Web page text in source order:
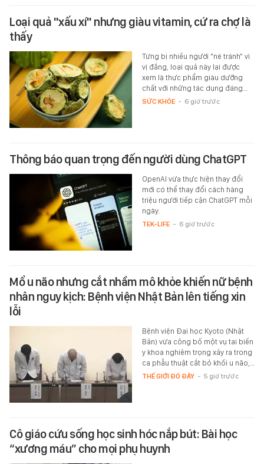
Loại quả "xấu xí" nhưng giàu vitamin, cứ ra chợ là
thấy
Từng bị nhiều người "né tránh" vì
vị đắng, loại quả này lại được
xem là thực phẩm giàu dưỡng
chất với những tác dụng đáng…
SỨC KHỎE - 6 giờ trước
Thông báo quan trọng đến người dùng ChatGPT
OpenAI vừa thực hiện thay đổi
mới có thể thay đổi cách hàng
triệu người tiếp cận ChatGPT mỗi
ngày.
TEK-LIFE - 6 giờ trước
Mổ u não nhưng cắt nhầm mô khỏe khiến nữ bệnh
nhân nguy kịch: Bệnh viện Nhật Bản lên tiếng xin
lỗi
Bệnh viện Đại học Kyoto (Nhật
Bản) vừa công bố một vụ tai biến
y khoa nghiêm trọng xảy ra trong
ca phẫu thuật cắt bỏ khối u não,…
THẾ GIỚI ĐÓ ĐÂY - 5 giờ trước
Cô giáo cứu sống học sinh hóc nắp bút: Bài học
“xương máu” cho mọi phụ huynh